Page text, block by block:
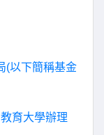
(以下簡稱基金
育大學辦理